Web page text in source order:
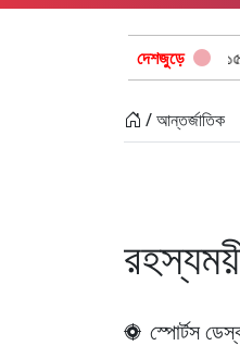
দেশজুড়ে
পুলিশের অভিযানে: ১৫ পিস ইয়াবাসহ
/ আন্তর্জাতিক
স্পোর্টস